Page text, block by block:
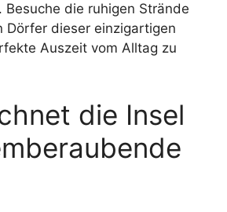
Besuche die ruhigen Strände
Dörfer dieser einzigartigen
Auszeit vom Alltag zu
die Insel